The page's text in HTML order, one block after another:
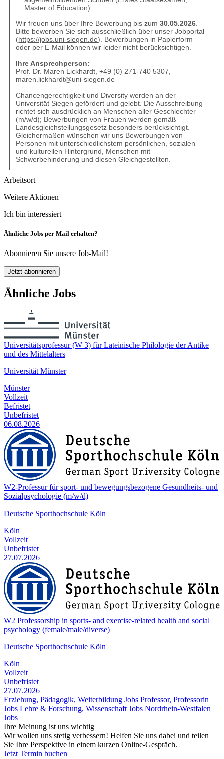
Master of Education).
Wir freuen uns über Ihre Bewerbung bis zum30.05.2026.
Bitte bewerben Sie sich ausschließlich über unser Jobportal
(https://jobs.uni-siegen.de). Bewerbungen in Papierform
oder per E-Mail können wir leider nicht berücksichtigen.
Ihre Ansprechperson:
Prof. Dr. Maren Lickhardt, +49 (0) 271-740 5307,
maren.lickhardt@uni-siegen.de
Chancengerechtigkeit und Diversity werden an der
Universität Siegen gefördert und gelebt. Die Ausschreibung
richtet sich ausdrücklich an Menschen aller Geschlechter
(m/w/d); Bewerbungen von Frauen werden gemäß
Landesgleichstellungsgesetz besonders berücksichtigt.
Gleichermaßen wünschen wir uns Bewerbungen von
Personen mit unterschiedlichstem persönlichen, sozialen
und kulturellen Hintergrund, Menschen mit
Schwerbehinderung und diesen Gleichgestellten.
Arbeitsort
Weitere Aktionen
Ich bin interessiert
Ähnliche Jobs per Mail erhalten?
Abonnieren Sie unsere Job-Mail!
Jetzt abonnieren
Ähnliche Jobs
Universitätsprofessur (W 3) für Lateinische Philologie der Antike
und des Mittelalters
Universität Münster
Münster
Vollzeit
Befristet
Unbefristet
06.08.2026
W2-Professur für sport- und bewegungsbezogene Gesundheits- und
Sozialpsychologie (m/w/d)
Deutsche Sporthochschule Köln
Köln
Vollzeit
Unbefristet
27.07.2026
W2 Professorship in sports- and exercise-related health and social
psychology (female/male/diverse)
Deutsche Sporthochschule Köln
Köln
Vollzeit
Unbefristet
27.07.2026
Erziehung, Pädagogik, Weiterbildung Jobs Professor, Professorin
Jobs Lehre & Forschung, Wissenschaft Jobs Nordrhein-Westfalen
Jobs
Ihre Meinung ist uns wichtig
Wir wollen uns stetig verbessern! Helfen Sie uns dabei und teilen
Sie Ihre Perspektive in einem kurzen Online-Gespräch.
Jetzt Termin buchen